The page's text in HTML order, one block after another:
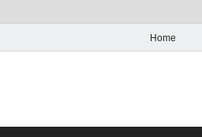
Home
ميزو نيوز